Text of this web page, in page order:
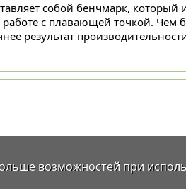
собой бенчмарк, который
с плавающей точкой. Чем
результат
возможностей при